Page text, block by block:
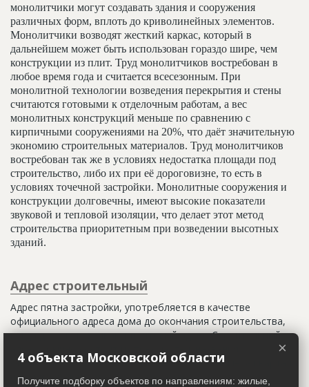
монолитчики могут создавать здания и сооружения
различных форм, вплоть до криволинейных элементов.
Монолитчики возводят жесткий каркас, который в
дальнейшем может быть использован гораздо шире, чем
конструкции из плит. Труд монолитчиков востребован в
любое время года и считается всесезонным. При
монолитной технологии возведения перекрытия и стены
считаются готовыми к отделочным работам, а вес
монолитных конструкций меньше по сравнению с
кирпичными сооружениями на 20%, что даёт значительную
экономию строительных материалов. Труд монолитчиков
востребован так же в условиях недостатка площади под
строительство, либо их при её дороговизне, то есть в
условиях точечной застройки. Монолитные сооружения и
конструкции долговечны, имеют высокие показатели
звуковой и тепловой изоляции, что делает этот метод
строительства приоритетным при возведении высотных
зданий.
Адрес строительный
Адрес пятна застройки, употребляется в качестве
официального адреса дома до окончания строительства,
когда дому присваивают почтовый адрес. Строительный
строительного района (возможно, улицы), номера квартала
(не обязательно) и корпуса (владения).
×
4 объекта Московской области
Получите подборку объектов по направлениям: жилые,